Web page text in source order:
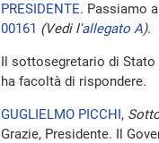
PRESIDENTE. Passiamo
00161 (Vedi l'allegato A).
Il sottosegretario di Stato
ha facoltà di rispondere.
GUGLIELMO PICCHI,
Grazie, Presidente. Il